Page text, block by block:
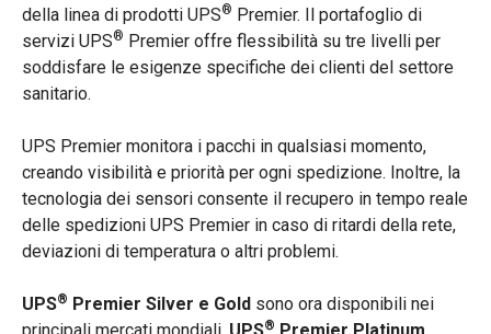
della linea di prodotti UPS® Premier. Il portafoglio di
servizi UPS® Premier offre flessibilità su tre livelli per
soddisfare le esigenze specifiche dei clienti del settore
sanitario.
UPS Premier monitora i pacchi in qualsiasi momento,
creando visibilità e priorità per ogni spedizione. Inoltre, la
tecnologia dei sensori consente il recupero in tempo reale
delle spedizioni UPS Premier in caso di ritardi della rete,
deviazioni di temperatura o altri problemi.
UPS® Premier Silver e Gold sono ora disponibili nei
®